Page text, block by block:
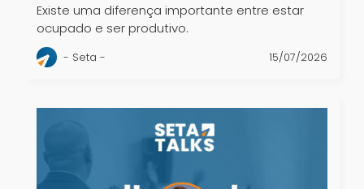
Existe uma diferença importante entre estar
ocupado e ser produtivo.
- Seta - 15/07/2026